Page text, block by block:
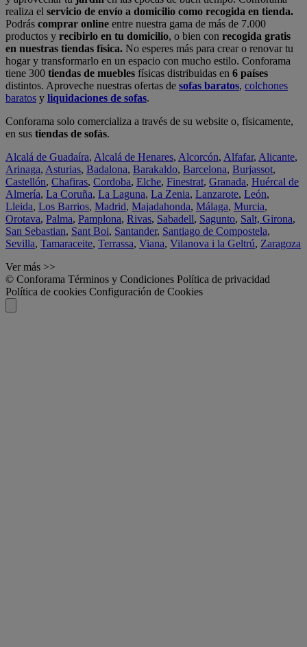
realiza el servicio de envío a domicilio como recogida en tienda.
Podrás comprar online entre nuestra gama de más de 7.000
productos y recibirlo en tu domicilio, o bien con recogida gratis
en nuestras tiendas física. No esperes más para crear o renovar tu
hogar y transformarlo en un espacio con mucho estilo. Conforama
tiene 300 tiendas de muebles físicas distribuidas en 6 países
distintos. Aproveche nuestras ofertas de sofas baratos, colchones
baratos y liquidaciones de sofas.
Conforama solo comercializa a través de su website o, físicamente,
en sus tiendas de sofás.
Alcalá de Guadaíra, Alcalá de Henares, Alcorcón, Alfafar, Alicante,
Arinaga, Asturias, Badalona, Barakaldo, Barcelona, Burjassot,
Castellón, Chafiras, Cordoba, Elche, Finestrat, Granada, Huércal de
Almería, La Coruña, La Laguna, La Zenia, Lanzarote, León,
Lleida, Los Barrios, Madrid, Majadahonda, Málaga, Murcia,
Orotava, Palma, Pamplona, Rivas, Sabadell, Sagunto, Salt, Girona,
San Sebastian, Sant Boi, Santander, Santiago de Compostela,
Sevilla, Tamaraceite, Terrassa, Viana, Vilanova i la Geltrú, Zaragoza
Ver más >>
© Conforama Términos y Condiciones Política de privacidad
Política de cookies Configuración de Cookies